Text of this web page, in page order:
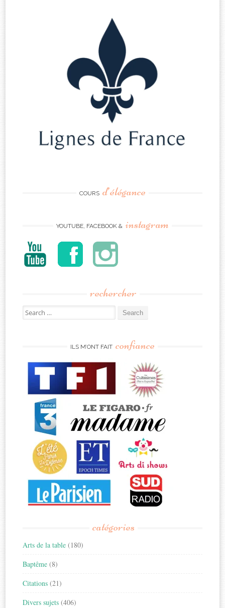
COURS d’élégance
YOUTUBE, FACEBOOK & instagram
rechercher
Search
for:
ILS M’ONT FAIT confiance
catégories
Arts de la table (180)
Baptême (8)
Citations (21)
Divers sujets (406)